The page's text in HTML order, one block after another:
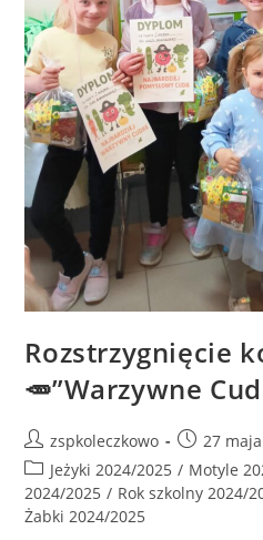
Rozstrzygnięcie
🥕”Warzywne
zspkoleczkowo
27
Jeżyki 2024/2025 / Motyle
2024/2025 / Rok szkolny 2024/
Żabki 2024/2025